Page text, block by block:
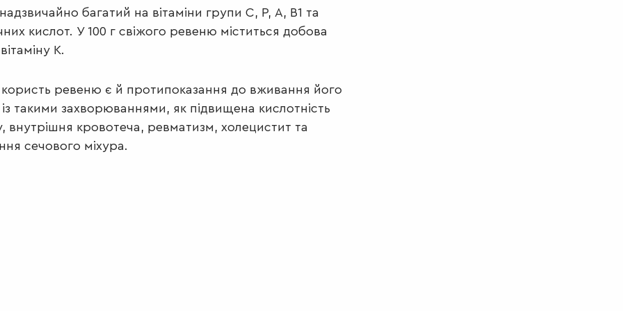
багатий на вітаміни групи С, Р, А, В1 та
кислот. У 100 г свіжого ревеню міститься добова
К.
ревеню є й протипоказання до вживання його
такими захворюваннями, як підвищена кислотність
внутрішня кровотеча, ревматизм, холецистит та
сечового міхура.